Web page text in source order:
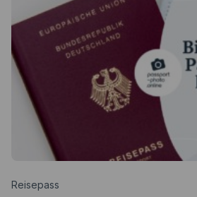
Category
Reisepass